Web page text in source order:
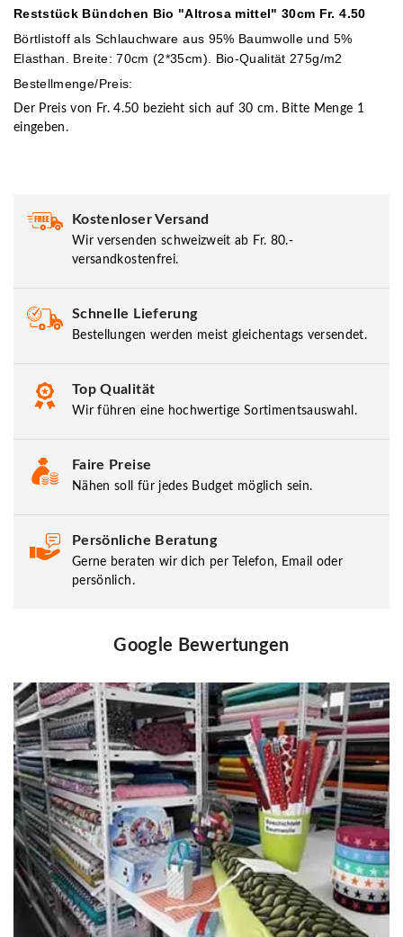
Reststück Bündchen Bio "Altrosa mittel" 30cm Fr. 4.50
Börtlistoff als Schlauchware aus 95% Baumwolle und 5%
Elasthan. Breite: 70cm (2*35cm). Bio-Qualität 275g/m2
Bestellmenge/Preis:
Der Preis von Fr. 4.50 bezieht sich auf 30 cm. Bitte Menge 1
eingeben.
Kostenloser Versand
Wir versenden schweizweit ab Fr. 80.-
versandkostenfrei.
Schnelle Lieferung
Bestellungen werden meist gleichentags versendet.
Top Qualität
Wir führen eine hochwertige Sortimentsauswahl.
Faire Preise
Nähen soll für jedes Budget möglich sein.
Persönliche Beratung
Gerne beraten wir dich per Telefon, Email oder
persönlich.
Google Bewertungen